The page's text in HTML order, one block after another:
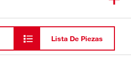
Lista De Piezas